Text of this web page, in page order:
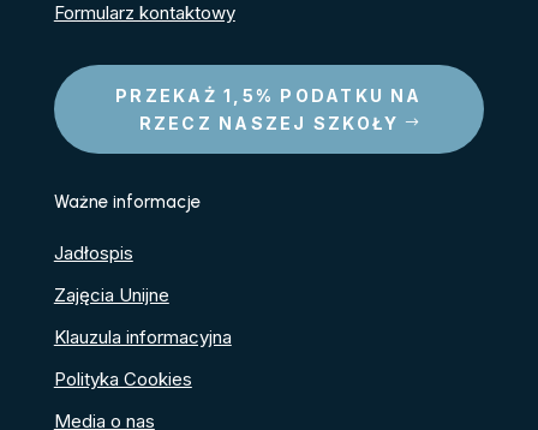
Formularz kontaktowy
PRZEKAŻ 1,5% PODATKU NA
RZECZ NASZEJ SZKOŁY
Ważne informacje
Jadłospis
Zajęcia Unijne
Klauzula informacyjna
Polityka Cookies
Media o nas